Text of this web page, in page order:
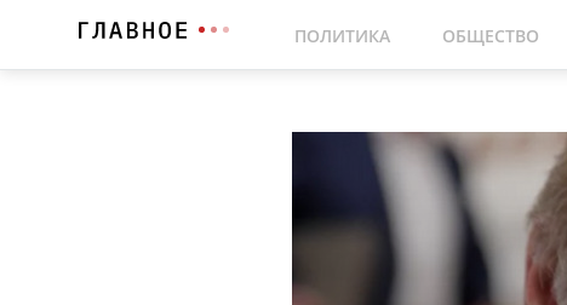
ПОЛИТИКА ОБЩЕСТВО